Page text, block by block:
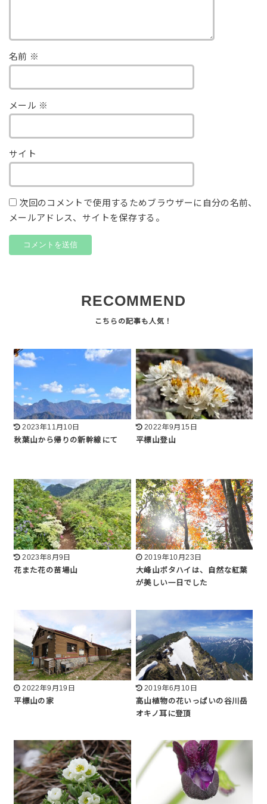
名前 ※
メール ※
サイト
次回のコメントで使用するためブラウザーに自分の名前、
メールアドレス、サイトを保存する。
RECOMMEND
2023年11月10日
秋葉山から帰りの新幹線にて
2022年9月15日
平標山登山
2023年8月9日
花また花の苗場山
2019年10月23日
大峰山ボタハイは、自然な紅葉
が美しい一日でした
2022年9月19日
平標山の家
2019年6月10日
高山植物の花いっぱいの谷川岳
オキノ耳に登頂